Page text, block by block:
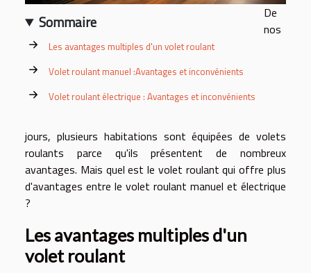
Sommaire
Les avantages multiples d'un volet roulant
Volet roulant manuel :Avantages et inconvénients
Volet roulant électrique : Avantages et inconvénients
De
nos
jours, plusieurs habitations sont équipées de volets
roulants parce qu'ils présentent de nombreux
avantages. Mais quel est le volet roulant qui offre plus
d'avantages entre le volet roulant manuel et électrique
?
Les avantages multiples d'un
volet roulant